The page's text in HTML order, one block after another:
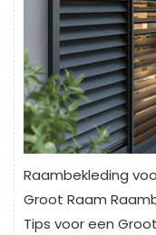
Raambekleding
Groot Raam
Tips voor een